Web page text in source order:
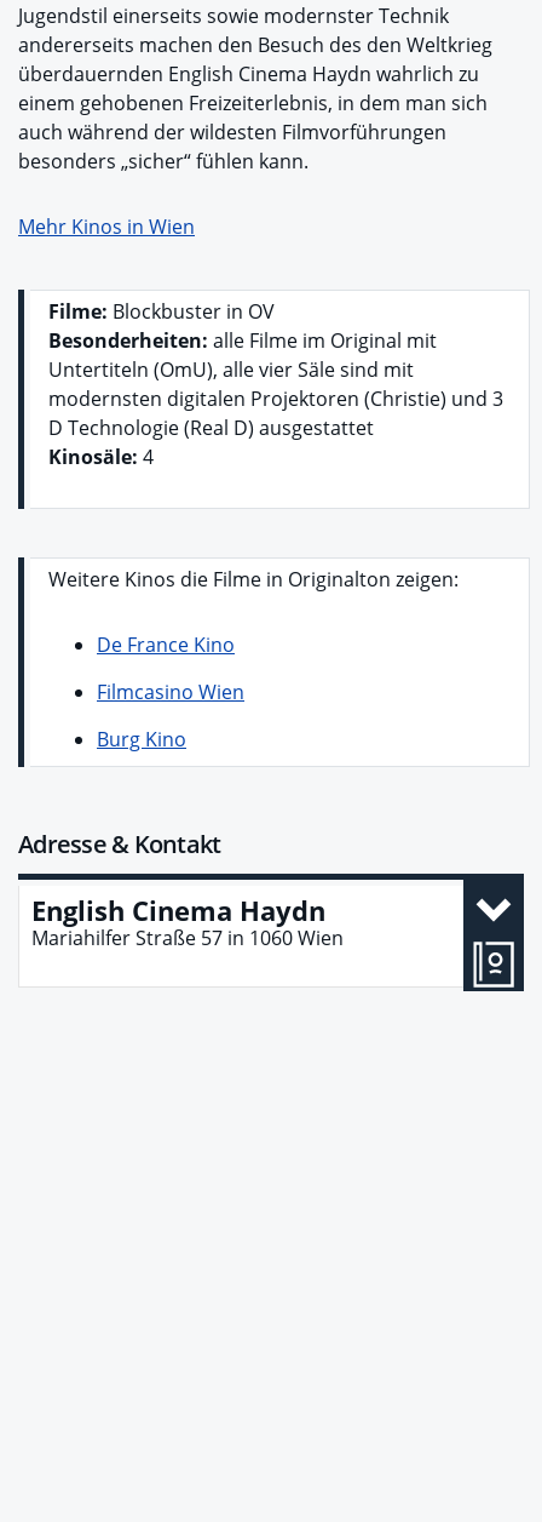
Jugendstil einerseits sowie modernster Technik
andererseits machen den Besuch des den Weltkrieg
überdauernden English Cinema Haydn wahrlich zu
einem gehobenen Freizeiterlebnis, in dem man sich
auch während der wildesten Filmvorführungen
besonders „sicher“ fühlen kann.
Mehr Kinos in Wien
Filme: Blockbuster in OV
Besonderheiten: alle Filme im Original mit
Untertiteln (OmU), alle vier Säle sind mit
modernsten digitalen Projektoren (Christie) und 3
D Technologie (Real D) ausgestattet
Kinosäle: 4
Weitere Kinos die Filme in Originalton zeigen:
De France Kino
Filmcasino Wien
Burg Kino
Adresse & Kontakt
English Cinema Haydn
Mariahilfer Straße 57 in 1060Wien